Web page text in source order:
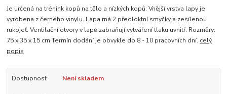
Je určená na trénink kopů na tělo a nízkých kopů. Vnější vrstva lapy je
vyrobena z černého vinylu. Lapa má 2 předloktní smyčky a zesílenou
rukojeť. Ventilační otvory v lapě zabraňují vytváření tlaku uvnitř. Rozměry:
75 x 35 x 15 cm Termín dodání je obvykle do 8 - 10 pracovních dní. celý
popis
Dostupnost Není skladem